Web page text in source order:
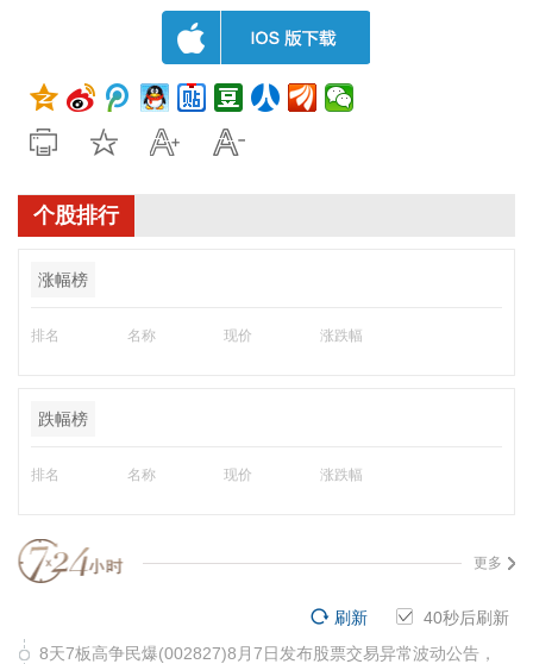
个股排行
涨幅榜
排名 名称 现价 涨跌幅
跌幅榜
排名 名称 现价 涨跌幅
更多
40秒后刷新
刷新
8天7板高争民爆(002827)8月7日发布股票交易异常波动公告，